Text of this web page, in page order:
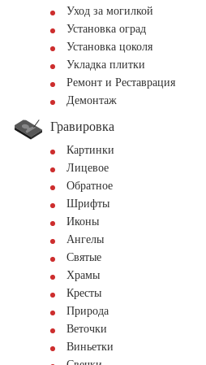
Уход за могилкой
Установка оград
Установка цоколя
Укладка плитки
Ремонт и Реставрация
Демонтаж
Гравировка
Картинки
Лицевое
Обратное
Шрифты
Иконы
Ангелы
Святые
Храмы
Кресты
Природа
Веточки
Виньетки